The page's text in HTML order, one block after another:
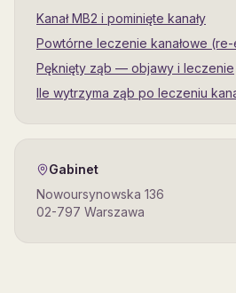
Kanał MB2 i pominięte kanały
Powtórne leczenie kanałowe
Pęknięty ząb — objawy i leczenie
Ile wytrzyma ząb po leczeniu
Gabinet
Nowoursynowska 136
02-797 Warszawa